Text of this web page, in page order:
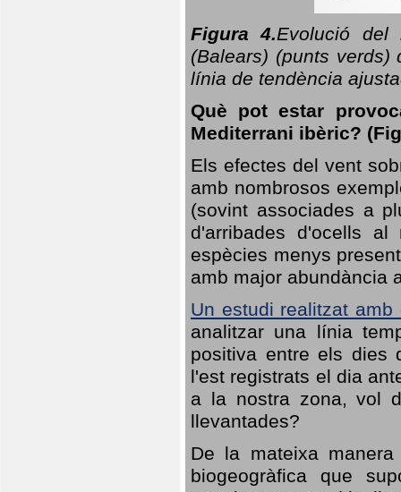
Figura 4.Evolució del
(Balears) (punts
línia de tendència
Què pot estar
Mediterrani ibèric?
Els efectes del vent
amb nombrosos
(sovint associades a
d'arribades d'ocells
espècies menys
amb major abundància
Un estudi realitzat amb
analitzar una línia
positiva entre els dies
l'est registrats el dia
a la nostra zona, vol
llevantades?
De la mateixa
biogeogràfica que